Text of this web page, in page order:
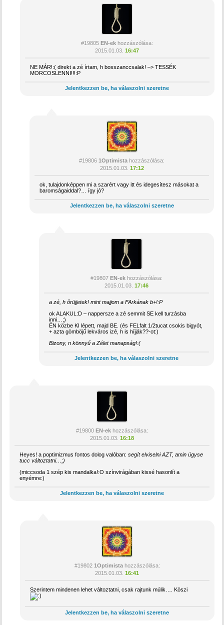
#19805EN-ek hozzászólása:
2015.01.03. 16:47
NE MÁR!:( direkt a zé írtam, h bosszanccsalak! –> TESSÉK
MORCOSLENNI!!!:P
Jelentkezzen be, ha válaszolni szeretne
#198061Optimista hozzászólása:
2015.01.03. 17:12
ok, tulajdonképpen mi a szarért vagy itt és idegesítesz másokat a
baromságaiddal?… így jó?
Jelentkezzen be, ha válaszolni szeretne
#19807EN-ek hozzászólása:
2015.01.03. 17:46
a zé, h őrüjjetek! mint majjom a FArkának b+!:P
ok ALAKUL:D – nappersze a zé semmit SE kell turzásba
inni…;)
ÉN közbe KI lépett, majd BE. (és FELfalt 1/2tucat csokis bigyót,
+ azta gömböjű lekváros izé, h is híjják??-ot:)
Bizony, n könnyű a Zélet manapság!:(
Jelentkezzen be, ha válaszolni szeretne
#19800 EN-ek hozzászólása:
2015.01.03. 16:18
Heyes! a poptimizmus fontos dolog valóban:segít elviselni AZT, amin úgyse
tucc változtatni…;)
(miccsoda 1 szép kis mandalka!:O színvirágában kissé hasonlít a
enyémre:)
Jelentkezzen be, ha válaszolni szeretne
#19802 1Optimistahozzászólása:
2015.01.03. 16:41
Szerintem mindenen lehet változtatni, csak rajtunk múlik…. Köszi
Jelentkezzen be, ha válaszolni szeretne